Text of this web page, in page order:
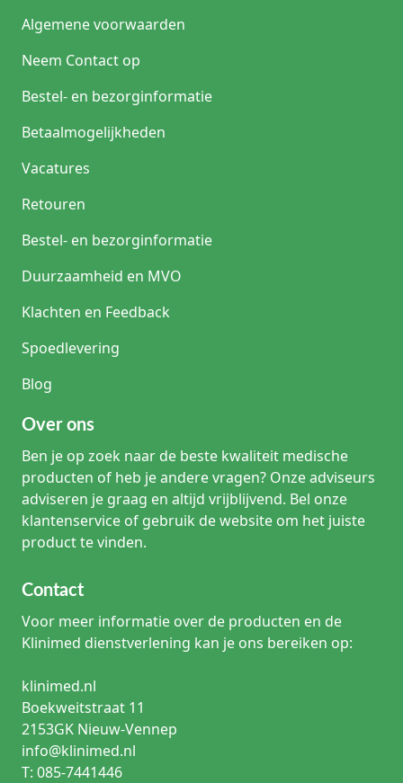
Algemene voorwaarden
Neem Contact op
Bestel- en bezorginformatie
Betaalmogelijkheden
Vacatures
Retouren
Bestel- en bezorginformatie
Duurzaamheid en MVO
Klachten en Feedback
Spoedlevering
Blog
Over ons
Ben je op zoek naar de beste kwaliteit medische
producten of heb je andere vragen? Onze adviseurs
adviseren je graag en altijd vrijblijvend. Bel onze
klantenservice of gebruik de website om het juiste
product te vinden.
Contact
Voor meer informatie over de producten en de
Klinimed dienstverlening kan je ons bereiken op:
klinimed.nl
Boekweitstraat 11
2153GK Nieuw-Vennep
info@klinimed.nl
T: 085-7441446